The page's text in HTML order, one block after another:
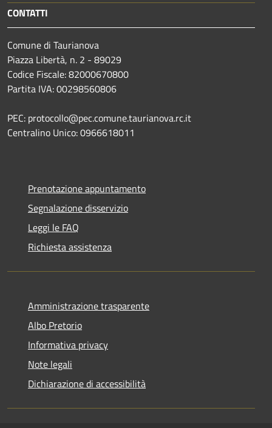
CONTATTI
Comune di Taurianova
Piazza Libertà, n. 2 - 89029
Codice Fiscale: 82000670800
Partita IVA: 00298560806
PEC: protocollo@pec.comune.taurianova.rc.it
Centralino Unico: 0966618011
Prenotazione appuntamento
Segnalazione disservizio
Leggi le FAQ
Richiesta assistenza
Amministrazione trasparente
Albo Pretorio
Informativa privacy
Note legali
Dichiarazione di accessibilità